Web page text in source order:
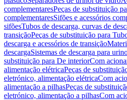
complementaresPeças de substituição
complementaresSifões e acessórios
sifõesTubos de descarga, curvas de
transiçãoPeças de substituição para
descarga e acessórios de transição
descargaSistemas de descarga para
substituição para De interiorCom
alimentação elétricaPeças de
eletrónico, alimentação elétricaCom
alimentação a pilhasPeças de
eletrónico, alimentação a pilhasCom